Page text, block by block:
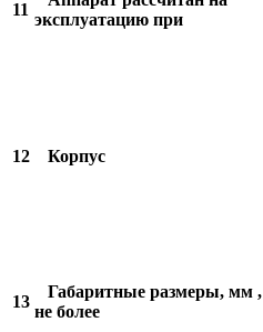
11
эксплуатацию при
12 Корпус
13
Габаритные размеры, мм ,
не более